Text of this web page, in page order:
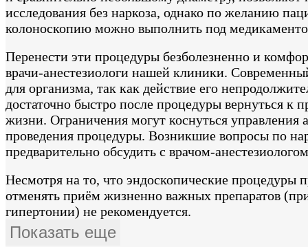
исследования без наркоза, однако по желанию
колоноскопию можно выполнить под
Перенести эти процедуры безболезненно и
врачи-анестезиологи нашей клиники.
для организма, так как действие его
достаточно быстро после процедуры вернуться к
жизни. Ограничения могут коснуться управления
проведения процедуры. Возникшие вопросы по
предварительно обсудить с врачом-
Несмотря на то, что эндоскопические процедуры
отменять приём жизненно важных препаратов
гипертонии) не рекомендуется.
Показать еще